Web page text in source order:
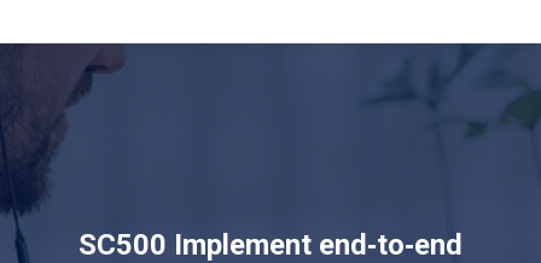
SC500 Implement end‑to‑end